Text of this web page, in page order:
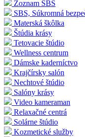
Zoznam SBS
SBS, Súkromná
Materská škôlka
Štúdia krásy
Tetovacie štúdio
Wellness centrum
Dámske kaderníctvo
Krajčírsky salón
Nechtové štúdio
Salóny krásy
Video kameraman
Relaxačné centrá
Solárne štúdio
Kozmetické služby